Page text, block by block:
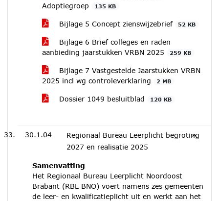
Adoptiegroep
135 KB
Bijlage 5 Concept zienswijzebrief 52 KB
Bijlage 6 Brief colleges en raden
aanbieding jaarstukken VRBN 2025
259 KB
Bijlage 7 Vastgestelde Jaarstukken VRBN
2025 incl wg controleverklaring
2 MB
Dossier 1049 besluitblad 120 KB
30.1.04
Regionaal Bureau Leerplicht begroting
2027 en realisatie 2025
Samenvatting
Het Regionaal Bureau Leerplicht Noordoost
Brabant (RBL BNO) voert namens zes gemeenten
de leer- en kwalificatieplicht uit en werkt aan het